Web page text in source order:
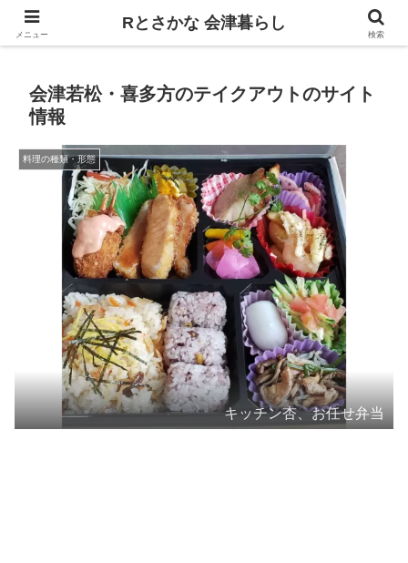
飲食、観光、イベント。食べて遊ぶ
会津若松・喜多方のテイクアウトのサイト
情報
料理の種類・形態
キッチン杏、お任せ弁当
メニュー
Rとさかな 会津暮らし
検索